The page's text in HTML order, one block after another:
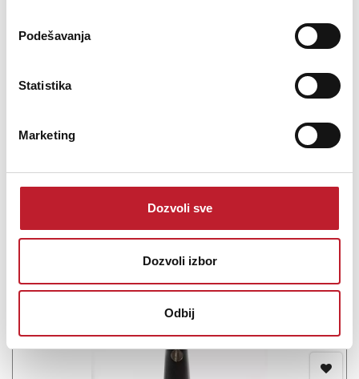
Podešavanja
Statistika
Marketing
Dozvoli sve
Dozvoli izbor
Odbij
29,00KM
microphone stand. Small size makes that stand very handy and
universal. thread - 3/8”height - 170mmweight - 0,30kgmaterial -
DODAJ U KORPU